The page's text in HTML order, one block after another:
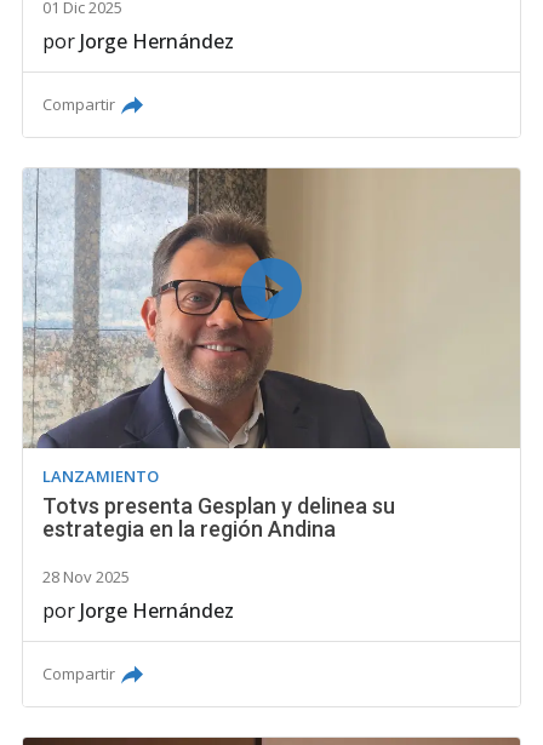
01 Dic 2025
por Jorge Hernández
Compartir
LANZAMIENTO
Totvs presenta Gesplan y delinea su
estrategia en la región Andina
28 Nov 2025
por Jorge Hernández
Compartir